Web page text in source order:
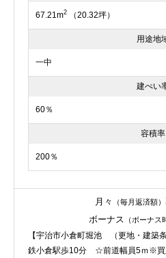
67.21m2 （20.32坪）
用途地
一中
建ぺい
60％
容積率
200％
月々 （毎月返済額）
ボーナス （ボーナス
【宇治市小倉町堀池 （更地・建築
鉄小倉駅歩10分 ☆前道幅員5ｍ※買